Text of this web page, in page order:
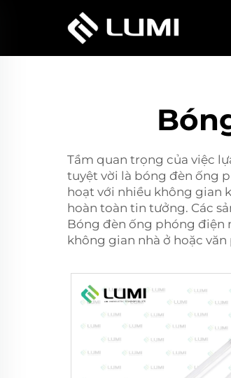
Tầm quan trọng của việc
tuyệt vời là bóng đèn ống
hoạt với nhiều không gian
hoàn toàn tin tưởng. Các
Bóng đèn ống phóng điện
không gian nhà ở hoặc